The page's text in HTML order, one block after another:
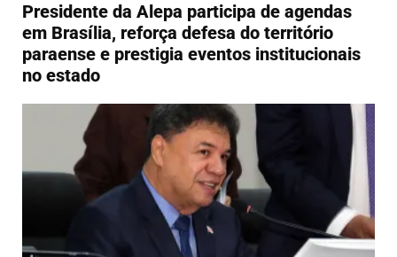
Presidente da Alepa participa de agendas
em Brasília, reforça defesa do território
paraense e prestigia eventos institucionais
no estado